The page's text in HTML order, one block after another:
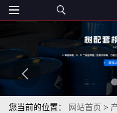
您当前的位置： 网站首页 >